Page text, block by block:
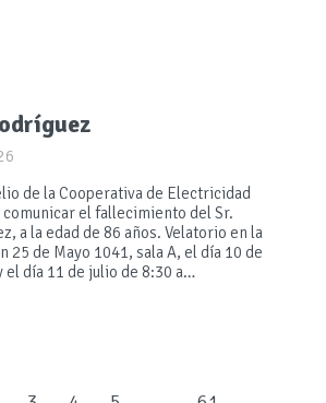
de la Cooperativa de Electricidad
el fallecimiento del Sr.
a la edad de 86 años. Velatorio en la
25 de Mayo 1041, sala A, el día 10 de
el día 11 de julio de 8:30 a…